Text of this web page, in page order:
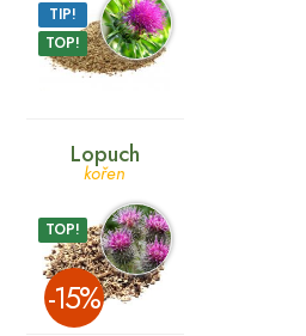
TIP!
TOP!
Lopuch
kořen
TOP!
­-15%